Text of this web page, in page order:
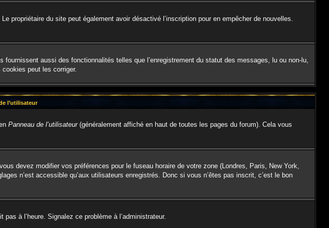
propriétaire du site peut également avoir désactivé l’inscription pour en empêcher de nouvelles.
aussi des fonctionnalités telles que l’enregistrement du statut des messages, lu ou non-lu,
peut les corriger.
l’utilisateur
Panneau de l’utilisateur(généralement affiché en haut de toutes les pages du forum). Cela vous
devez modifier vos préférences pour le fuseau horaire de votre zone (Londres, Paris, New York,
n’est accessible qu’aux utilisateurs enregistrés. Donc si vous n’êtes pas inscrit, c’est le bon
à l’heure. Signalez ce problème à l’administrateur.